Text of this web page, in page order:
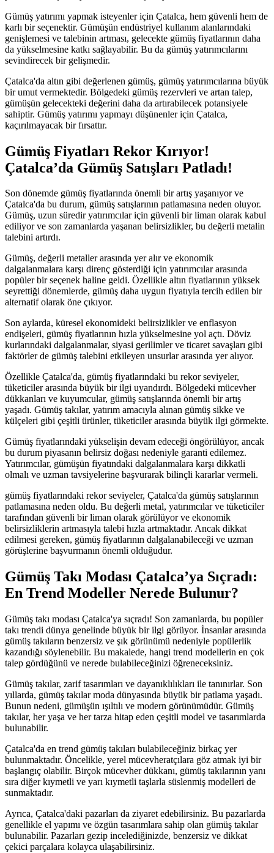
Gümüş yatırımı yapmak isteyenler için Çatalca, hem güvenli hem de
karlı bir seçenektir. Gümüşün endüstriyel kullanım alanlarındaki
genişlemesi ve talebinin artması, gelecekte gümüş fiyatlarının daha
da yükselmesine katkı sağlayabilir. Bu da gümüş yatırımcılarını
sevindirecek bir gelişmedir.
Çatalca'da altın gibi değerlenen gümüş, gümüş yatırımcılarına büyük
bir umut vermektedir. Bölgedeki gümüş rezervleri ve artan talep,
gümüşün gelecekteki değerini daha da artırabilecek potansiyele
sahiptir. Gümüş yatırımı yapmayı düşünenler için Çatalca,
kaçırılmayacak bir fırsattır.
Gümüş Fiyatları Rekor Kırıyor!
Çatalca’da Gümüş Satışları Patladı!
Son dönemde gümüş fiyatlarında önemli bir artış yaşanıyor ve
Çatalca'da bu durum, gümüş satışlarının patlamasına neden oluyor.
Gümüş, uzun süredir yatırımcılar için güvenli bir liman olarak kabul
ediliyor ve son zamanlarda yaşanan belirsizlikler, bu değerli metalin
talebini artırdı.
Gümüş, değerli metaller arasında yer alır ve ekonomik
dalgalanmalara karşı direnç gösterdiği için yatırımcılar arasında
popüler bir seçenek haline geldi. Özellikle altın fiyatlarının yüksek
seyrettiği dönemlerde, gümüş daha uygun fiyatıyla tercih edilen bir
alternatif olarak öne çıkıyor.
Son aylarda, küresel ekonomideki belirsizlikler ve enflasyon
endişeleri, gümüş fiyatlarının hızla yükselmesine yol açtı. Döviz
kurlarındaki dalgalanmalar, siyasi gerilimler ve ticaret savaşları gibi
faktörler de gümüş talebini etkileyen unsurlar arasında yer alıyor.
Özellikle Çatalca'da, gümüş fiyatlarındaki bu rekor seviyeler,
tüketiciler arasında büyük bir ilgi uyandırdı. Bölgedeki mücevher
dükkanları ve kuyumcular, gümüş satışlarında önemli bir artış
yaşadı. Gümüş takılar, yatırım amacıyla alınan gümüş sikke ve
külçeleri gibi çeşitli ürünler, tüketiciler arasında büyük ilgi görmekte.
Gümüş fiyatlarındaki yükselişin devam edeceği öngörülüyor, ancak
bu durum piyasanın belirsiz doğası nedeniyle garanti edilemez.
Yatırımcılar, gümüşün fiyatındaki dalgalanmalara karşı dikkatli
olmalı ve uzman tavsiyelerine başvurarak bilinçli kararlar vermeli.
gümüş fiyatlarındaki rekor seviyeler, Çatalca'da gümüş satışlarının
patlamasına neden oldu. Bu değerli metal, yatırımcılar ve tüketiciler
tarafından güvenli bir liman olarak görülüyor ve ekonomik
belirsizliklerin artmasıyla talebi hızla artmaktadır. Ancak dikkat
edilmesi gereken, gümüş fiyatlarının dalgalanabileceği ve uzman
görüşlerine başvurmanın önemli olduğudur.
Gümüş Takı Modası Çatalca’ya Sıçradı:
En Trend Modeller Nerede Bulunur?
Gümüş takı modası Çatalca'ya sıçradı! Son zamanlarda, bu popüler
takı trendi dünya genelinde büyük bir ilgi görüyor. İnsanlar arasında
gümüş takıların benzersiz ve şık görünümü nedeniyle popülerlik
kazandığı söylenebilir. Bu makalede, hangi trend modellerin en çok
talep gördüğünü ve nerede bulabileceğinizi öğreneceksiniz.
Gümüş takılar, zarif tasarımları ve dayanıklılıkları ile tanınırlar. Son
yıllarda, gümüş takılar moda dünyasında büyük bir patlama yaşadı.
Bunun nedeni, gümüşün ışıltılı ve modern görünümüdür. Gümüş
takılar, her yaşa ve her tarza hitap eden çeşitli model ve tasarımlarda
bulunabilir.
Çatalca'da en trend gümüş takıları bulabileceğiniz birkaç yer
bulunmaktadır. Öncelikle, yerel mücevheratçılara göz atmak iyi bir
başlangıç olabilir. Birçok mücevher dükkanı, gümüş takılarının yanı
sıra diğer kıymetli ve yarı kıymetli taşlarla süslenmiş modelleri de
sunmaktadır.
Ayrıca, Çatalca'daki pazarları da ziyaret edebilirsiniz. Bu pazarlarda
genellikle el yapımı ve özgün tasarımlara sahip olan gümüş takılar
bulunabilir. Pazarları gezip incelediğinizde, benzersiz ve dikkat
çekici parçalara kolayca ulaşabilirsiniz.